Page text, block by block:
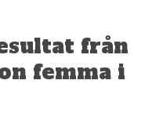
från
femma i